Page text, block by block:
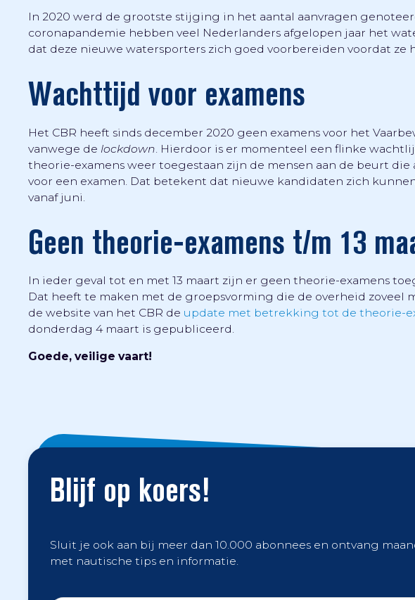
In 2020 werd de grootste stijging in het aantal aanvragen
coronapandemie hebben veel Nederlanders afgelopen jaar het
dat deze nieuwe watersporters zich goed voorbereiden voordat ze
Wachttijd voor examens
Het CBR heeft sinds december 2020 geen examens voor het
vanwege de lockdown. Hierdoor is er momenteel een flinke
theorie-examens weer toegestaan zijn de mensen aan de beurt
voor een examen. Dat betekent dat nieuwe kandidaten zich
vanaf juni.
Geen theorie-examens t/m 13
In ieder geval tot en met 13 maart zijn er geen theorie-examens
Dat heeft te maken met de groepsvorming die de overheid zoveel
de website van het CBR de update met betrekking tot de theorie-
donderdag 4 maart is gepubliceerd.
Goede, veilige vaart!
Blijf op koers!
Sluit je ook aan bij meer dan 10.000 abonnees en ontvang
met nautische tips en informatie.